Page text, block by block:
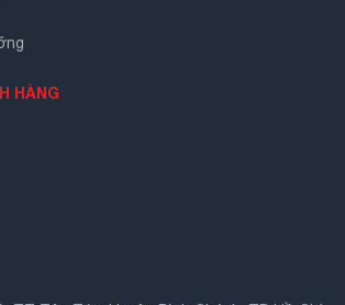
HÀNG